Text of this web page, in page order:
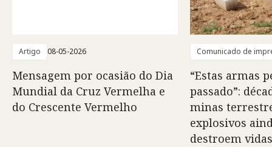
Artigo 08-05-2026
Mensagem por ocasião do Dia
Mundial da Cruz Vermelha e
do Crescente Vermelho
Comunicado de
“Estas armas
passado”:
minas
explosivos
destroem vidas